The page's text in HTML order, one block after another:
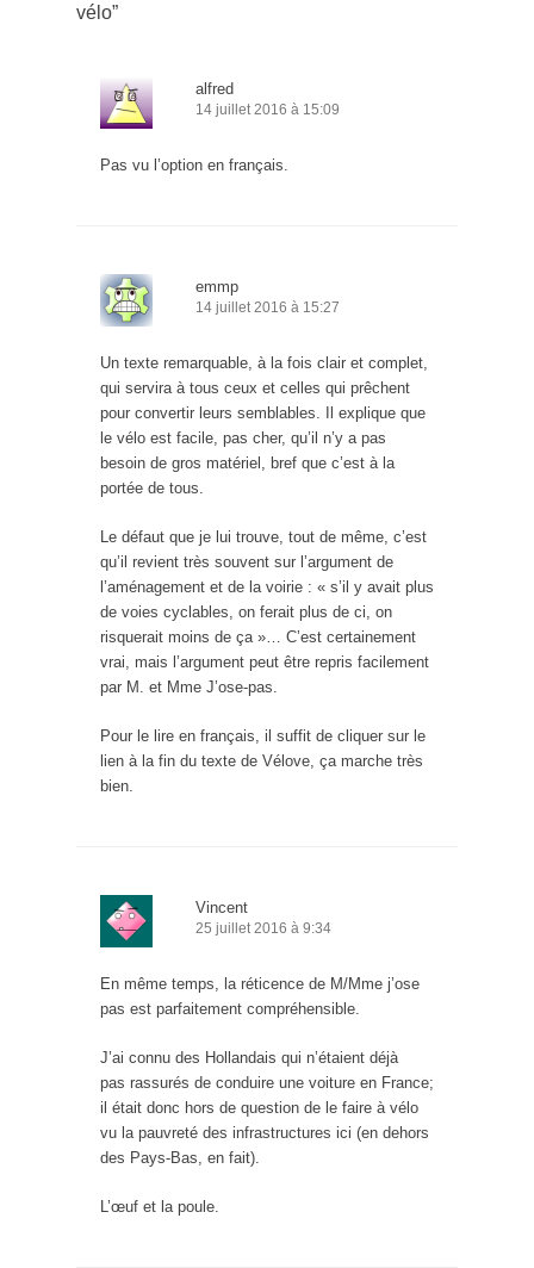
vélo”
alfred
14 juillet 2016 à 15:09
Pas vu l’option en français.
emmp
14 juillet 2016 à 15:27
Un texte remarquable, à la fois clair et complet,
qui servira à tous ceux et celles qui prêchent
pour convertir leurs semblables. Il explique que
le vélo est facile, pas cher, qu’il n’y a pas
besoin de gros matériel, bref que c’est à la
portée de tous.
Le défaut que je lui trouve, tout de même, c’est
qu’il revient très souvent sur l’argument de
l’aménagement et de la voirie : « s’il y avait plus
de voies cyclables, on ferait plus de ci, on
risquerait moins de ça »… C’est certainement
vrai, mais l’argument peut être repris facilement
par M. et Mme J’ose-pas.
Pour le lire en français, il suffit de cliquer sur le
lien à la fin du texte de Vélove, ça marche très
bien.
Vincent
25 juillet 2016 à 9:34
En même temps, la réticence de M/Mme j’ose
pas est parfaitement compréhensible.
J’ai connu des Hollandais qui n’étaient déjà
pas rassurés de conduire une voiture en France;
il était donc hors de question de le faire à vélo
vu la pauvreté des infrastructures ici (en dehors
des Pays-Bas, en fait).
L’œuf et la poule.